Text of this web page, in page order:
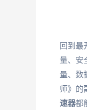
回到
量、安
量、数
师》的
速器都